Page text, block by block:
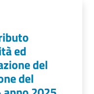
ed
del
del